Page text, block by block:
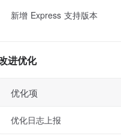
新增 Express 支持版本
进优化
优化项
优化日志上报